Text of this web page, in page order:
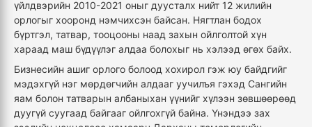
үйлдвэрийн 2010-2021 оныг дуусталх нийт 12 жилийн
орлогыг хооронд нэмчихсэн байсан. Нягтлан бодох
бүртгэл, татвар, тооцооны наад захын ойлголтой хүн
хараад маш бүдүүлэг алдаа болохыг нь хэлээд өгөх байх.
Бизнесийн ашиг орлого болоод хохирол гэж юу байдгийг
мэдэхгүй нэг мөрдөгчийн алдааг уучилъя гэхэд Сангийн
яам болон татварын албаныхан үүнийг хүлээн зөвшөөрөөд
дуугүй суугаад байгааг ойлгохгүй байна. Үнэндээ зах